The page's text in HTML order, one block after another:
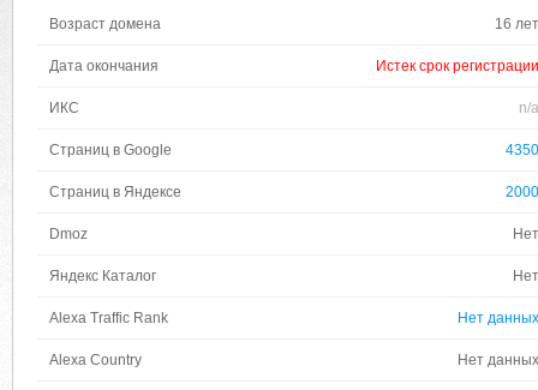
Возраст домена 16 лет
Дата окончания Истек срок регистрации
ИКС n/a
Страниц в Google 4350
Страниц в Яндексе 2000
Dmoz Нет
Яндекс Каталог Нет
Alexa Traffic Rank Нет данных
Alexa Country Нет данных